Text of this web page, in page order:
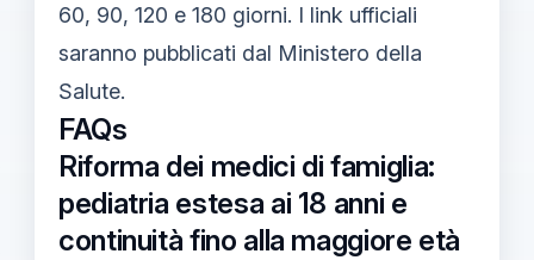
60, 90, 120 e 180 giorni. I link ufficiali
saranno pubblicati dal Ministero della
Salute.
FAQs
Riforma dei medici di famiglia:
pediatria estesa ai 18 anni e
continuità fino alla maggiore età